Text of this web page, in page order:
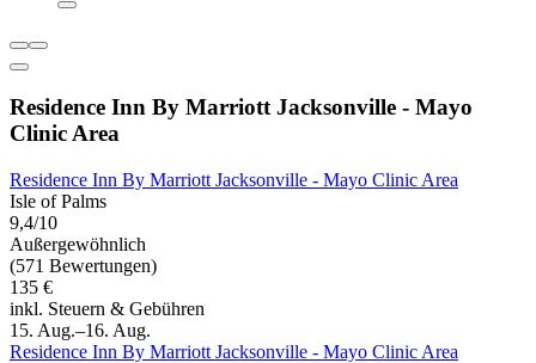
Residence Inn By Marriott Jacksonville - Mayo
Clinic Area
Residence Inn By Marriott Jacksonville - Mayo Clinic Area
Isle of Palms
9,4/10
Außergewöhnlich
(571 Bewertungen)
135 €
inkl. Steuern & Gebühren
15. Aug.–16. Aug.
Residence Inn By Marriott Jacksonville - Mayo Clinic Area